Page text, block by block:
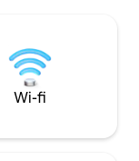
med 1
og veludstyret
Wi-fi